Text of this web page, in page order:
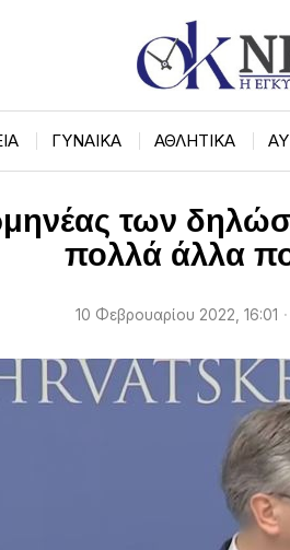
ΓΥΝΑΙΚΑ ΑΘΛΗΤΙΚΑ
των
πολλά άλλα
10 Φεβρουαρίου 2022, 16:01